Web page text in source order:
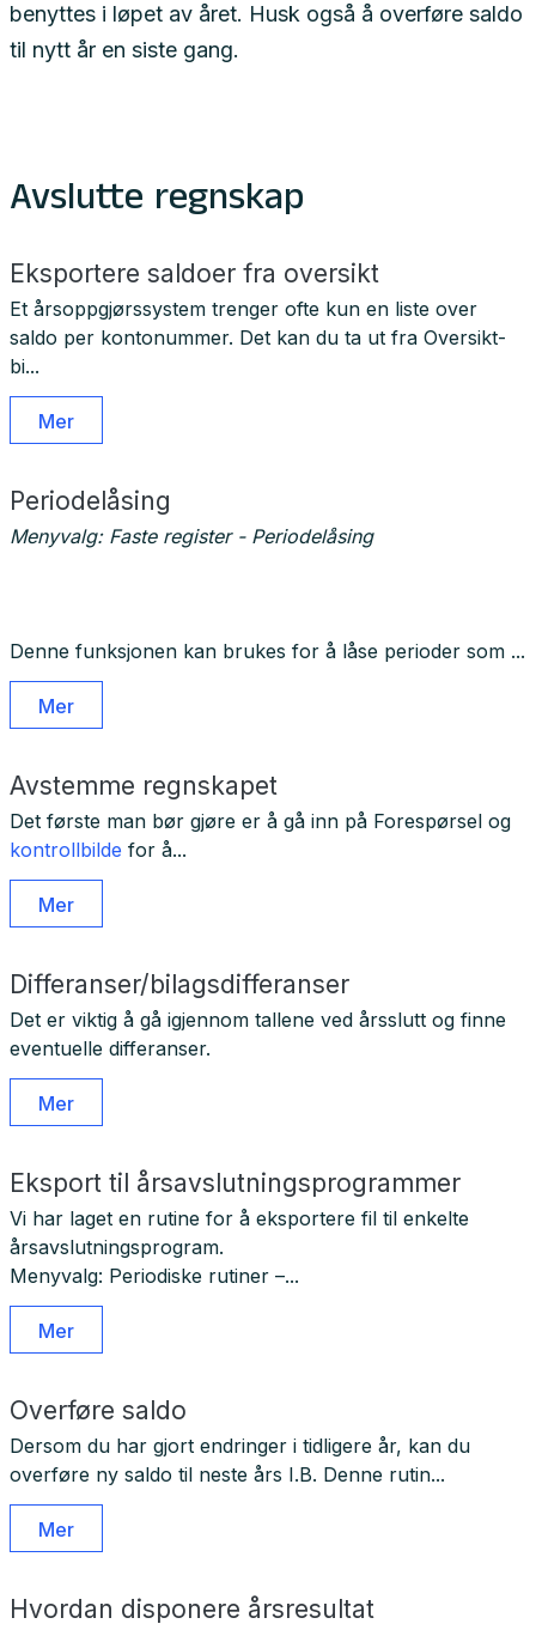
benyttes i løpet av året. Husk også å overføre saldo
til nytt år en siste gang.
Avslutte regnskap
Eksportere saldoer fra oversikt
Et årsoppgjørssystem trenger ofte kun en liste over
saldo per kontonummer. Det kan du ta ut fra Oversikt-
bi...
Mer
Periodelåsing
Menyvalg: Faste register - Periodelåsing
Denne funksjonen kan brukes for å låse perioder som ...
Mer
Avstemme regnskapet
Det første man bør gjøre er å gå inn på Forespørsel og
kontrollbilde for å...
Mer
Differanser/bilagsdifferanser
Det er viktig å gå igjennom tallene ved årsslutt og finne
eventuelle differanser.
Mer
Eksport til årsavslutningsprogrammer
Vi har laget en rutine for å eksportere fil til enkelte
årsavslutningsprogram.
Menyvalg: Periodiske rutiner –...
Mer
Overføre saldo
Dersom du har gjort endringer i tidligere år, kan du
overføre ny saldo til neste års I.B. Denne rutin...
Mer
Hvordan disponere årsresultat